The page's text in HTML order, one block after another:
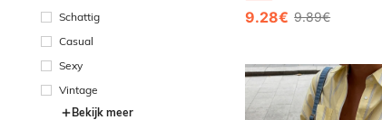
Schattig
Casual
Sexy
Vintage
Bekijk meer
9.28€ 9.89€